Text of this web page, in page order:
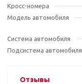
Кросс-номера
Модель автомобиля
Система автомобиля
Подсистема автомобиля
Отзывы